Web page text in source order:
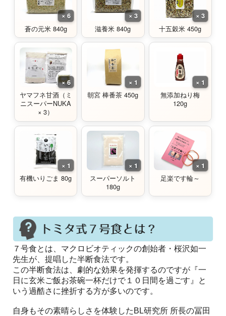
× 6
蒼の元米 840g
× 3
滋養米 840g
× 3
十五穀米 450g
× 6
ヤマフネ甘酒（ミ
ニスーパーNUKA
× 3）
× 1
朝宮 棒番茶 450g
× 1
無添加ねり梅
120g
× 1
有機いりごま 80g
× 1
スーパーソルト
180g
× 1
足楽です輪～
７号食とは、マクロビオティックの創始者・桜沢如一
先生が、提唱した半断食法です。
この半断食法は、劇的な効果を発揮するのですが『一
日に玄米ご飯お茶碗一杯だけで１０日間を過ごす』と
いう過酷さに挫折する方が多いのです。
自身もその素晴らしさを体験したBL研究所 所長の冨田